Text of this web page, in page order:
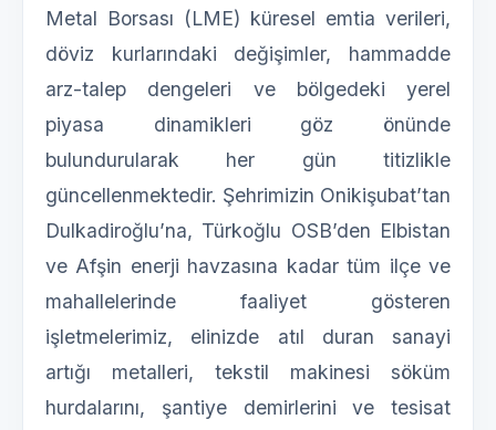
Metal Borsası (LME) küresel emtia verileri,
döviz kurlarındaki değişimler, hammadde
arz-talep dengeleri ve bölgedeki yerel
piyasa dinamikleri göz önünde
bulundurularak her gün titizlikle
güncellenmektedir. Şehrimizin Onikişubat’tan
Dulkadiroğlu’na, Türkoğlu OSB’den Elbistan
ve Afşin enerji havzasına kadar tüm ilçe ve
mahallelerinde faaliyet gösteren
işletmelerimiz, elinizde atıl duran sanayi
artığı metalleri, tekstil makinesi söküm
hurdalarını, şantiye demirlerini ve tesisat